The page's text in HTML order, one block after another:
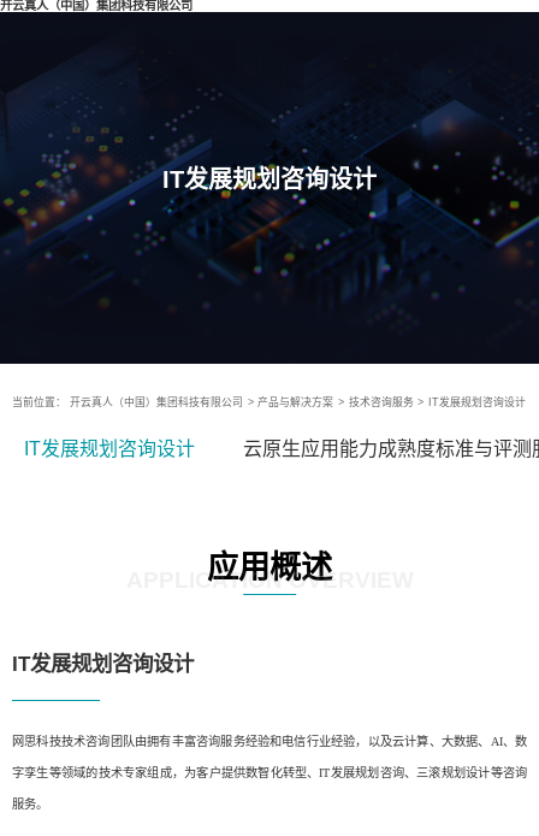
开云真人（中国）集团科技有限公司
IT发展规划咨询设计
当前位置： 开云真人（中国）集团科技有限公司 > 产品与解决方案 > 技术咨询服务 > IT发展规划咨询设计
IT发展规划咨询设计 云原生应用能力成熟度标准与评测
应用概述
APPLICATION OVERVIEW
IT发展规划咨询设计
网思科技技术咨询团队由拥有丰富咨询服务经验和电信行业经验，以及云计算、大数据、AI、数
字孪生等领域的技术专家组成，为客户提供数智化转型、IT发展规划咨询、三滚规划设计等咨询
服务。